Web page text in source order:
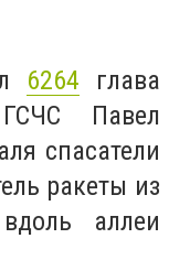
6264 глава
ГСЧС Павел
спасатели
ракеты из
аллеи